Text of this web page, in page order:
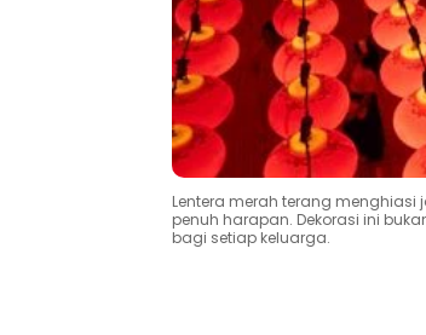
Lentera merah terang
penuh harapan. Dekorasi ini
bagi setiap keluarga.